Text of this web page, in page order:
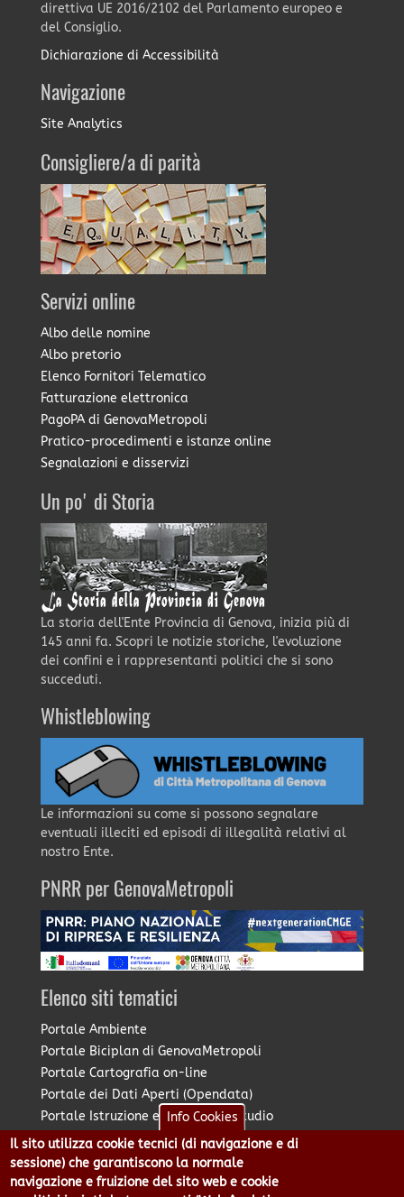
direttiva UE 2016/2102 del Parlamento europeo e
del Consiglio.
Dichiarazione di Accessibilità
Navigazione
Site Analytics
Consigliere/a di parità
Servizi online
Albo delle nomine
Albo pretorio
Elenco Fornitori Telematico
Fatturazione elettronica
PagoPA di GenovaMetropoli
Pratico-procedimenti e istanze online
Segnalazioni e disservizi
Un po' di Storia
La storia dell'Ente Provincia di Genova, inizia più di
145 anni fa. Scopri le notizie storiche, l'evoluzione
dei confini e i rappresentanti politici che si sono
succeduti.
Whistleblowing
Le informazioni su come si possono segnalare
eventuali illeciti ed episodi di illegalità relativi al
nostro Ente.
PNRR per GenovaMetropoli
Elenco siti tematici
Portale Ambiente
Portale Biciplan di GenovaMetropoli
Portale Cartografia on-line
Portale dei Dati Aperti (Opendata)
Portale Istruzione e Diritto allo Studio
Portale Marketing Territoriale
Portale Piano Strategico Metropolitano
Portale PUMS di GenovaMetropoli
Info Cookies
Il sito utilizza cookie tecnici (di navigazione e di
sessione) che garantiscono la normale
navigazione e fruizione del sito web e cookie